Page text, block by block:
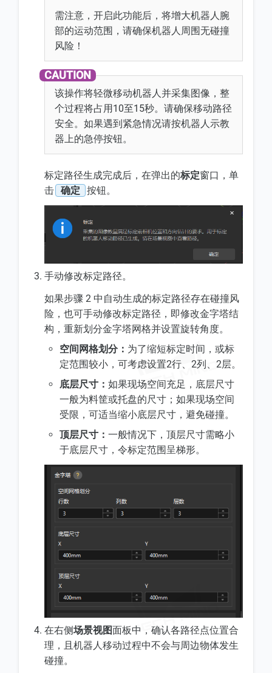
需注意，开启此功能后，将增大机器人腕
部的运动范围，请确保机器人周围无碰撞
风险！
该操作将轻微移动机器人并采集图像，整
个过程将占用10至15秒。请确保移动路径
安全。如果遇到紧急情况请按机器人示教
器上的急停按钮。
标定路径生成完成后，在弹出的标定窗口，单
击 确定 按钮。
手动修改标定路径。
如果步骤 2 中自动生成的标定路径存在碰撞风
险，也可手动修改标定路径，即修改金字塔结
构，重新划分金字塔网格并设置旋转角度。
空间网格划分： 为了缩短标定时间，或标
定范围较小，可考虑设置2行、2列、2层。
底层尺寸： 如果现场空间充足，底层尺寸
一般为料筐或托盘的尺寸；如果现场空间
受限，可适当缩小底层尺寸，避免碰撞。
顶层尺寸： 一般情况下，顶层尺寸需略小
于底层尺寸，令标定范围呈梯形。
在右侧场景视图面板中，确认各路径点位置合
理，且机器人移动过程中不会与周边物体发生
碰撞。